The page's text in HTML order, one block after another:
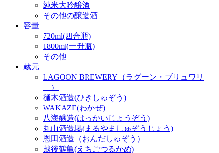
純米大吟醸酒
その他の醸造酒
容量
720ml(四合瓶)
1800ml(一升瓶)
その他
蔵元
LAGOON BREWERY（ラグーン・ブリュワリ
ー）
樋木酒造(ひきしゅぞう)
WAKAZE(わかぜ)
八海醸造(はっかいじょうぞう)
丸山酒造場(まるやましゅぞうじょう)
恩田酒造（おんだしゅぞう）
越後鶴亀(えちごつるかめ)